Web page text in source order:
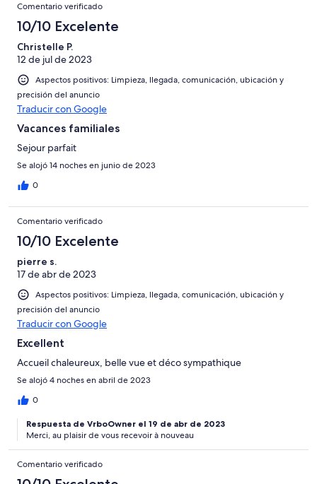
Comentario verificado
10/10 Excelente
Christelle P.
12 de jul de 2023
Aspectos positivos: Limpieza, llegada, comunicación, ubicación y
precisión del anuncio
Traducir con Google
Vacances familiales
Sejour parfait
Se alojó 14 noches en junio de 2023
0
Comentario verificado
10/10 Excelente
pierre s.
17 de abr de 2023
Aspectos positivos: Limpieza, llegada, comunicación, ubicación y
precisión del anuncio
Traducir con Google
Excellent
Accueil chaleureux, belle vue et déco sympathique
Se alojó 4 noches en abril de 2023
0
Respuesta de VrboOwner el 19 de abr de 2023
Merci, au plaisir de vous recevoir à nouveau
Comentario verificado